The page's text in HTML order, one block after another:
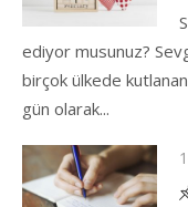
ediyor musunuz?
birçok ülkede
gün olarak...